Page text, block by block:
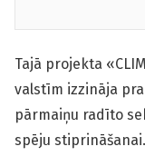
Tajā projekta
valstīm izzināja
pārmaiņu radīto
spēju stiprināšanai.